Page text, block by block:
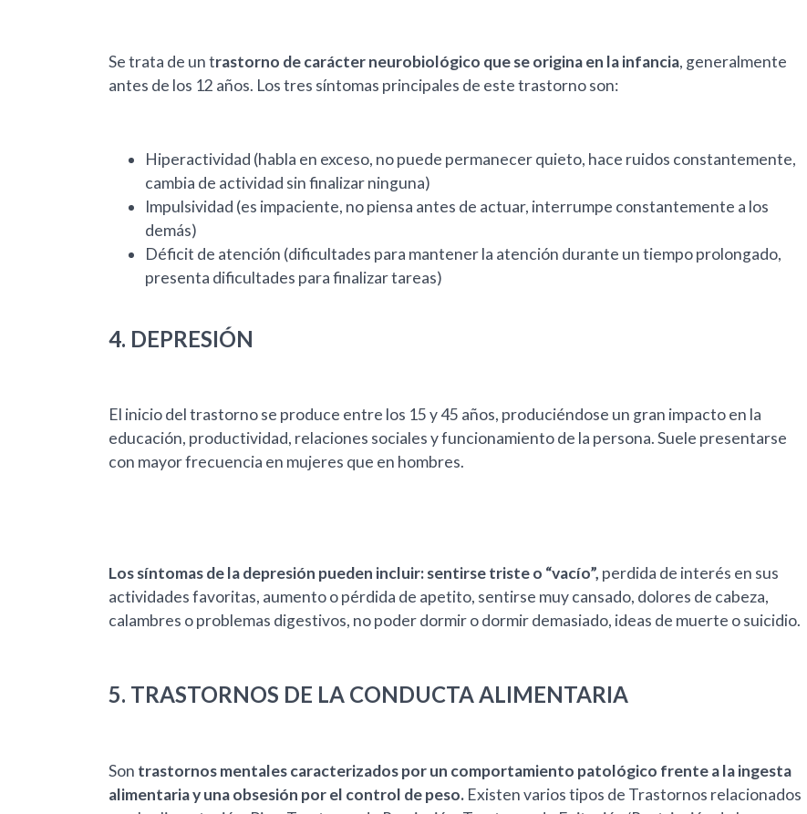
Se trata de un trastorno de carácter neurobiológico que se origina en la infancia, generalmente
antes de los 12 años. Los tres síntomas principales de este trastorno son:
Hiperactividad (habla en exceso, no puede permanecer quieto, hace ruidos constantemente,
cambia de actividad sin finalizar ninguna)
Impulsividad (es impaciente, no piensa antes de actuar, interrumpe constantemente a los
demás)
Déficit de atención (dificultades para mantener la atención durante un tiempo prolongado,
presenta dificultades para finalizar tareas)
4. DEPRESIÓN
El inicio del trastorno se produce entre los 15 y 45 años, produciéndose un gran impacto en la
educación, productividad, relaciones sociales y funcionamiento de la persona. Suele presentarse
con mayor frecuencia en mujeres que en hombres.
Los síntomas de la depresión pueden incluir: sentirse triste o “vacío”, perdida de interés en sus
actividades favoritas, aumento o pérdida de apetito, sentirse muy cansado, dolores de cabeza,
calambres o problemas digestivos, no poder dormir o dormir demasiado, ideas de muerte o suicidio.
5. TRASTORNOS DE LA CONDUCTA ALIMENTARIA
Son trastornos mentales caracterizados por un comportamiento patológico frente a la ingesta
alimentaria y una obsesión por el control de peso. Existen varios tipos de Trastornos relacionados